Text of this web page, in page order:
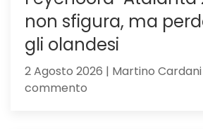
non sfigura, ma
gli olandesi
2 Agosto 2026 | Martino Cardani
commento